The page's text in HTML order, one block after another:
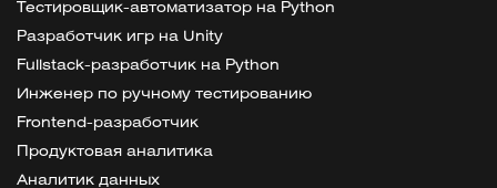
Тестировщик-автоматизатор на Python
Разработчик игр на Unity
Fullstack-разработчик на Python
Инженер по ручному тестированию
Frontend-разработчик
Продуктовая аналитика
Аналитик данных